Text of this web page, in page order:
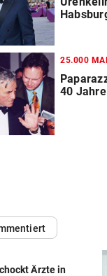
25.000
40
Ärzte in